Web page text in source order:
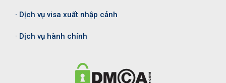
· Dịch vụ visa xuất nhập cảnh
· Dịch vụ hành chính